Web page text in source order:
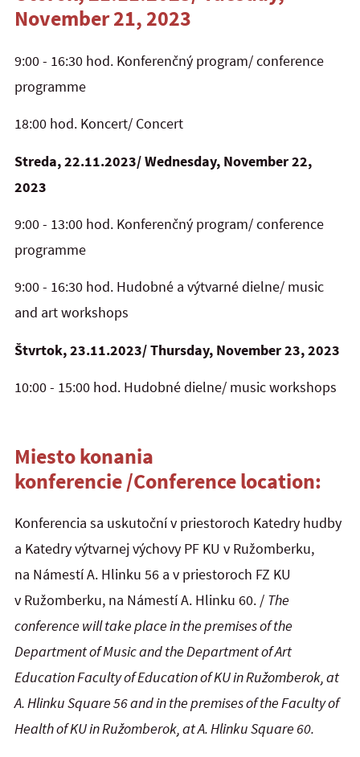
November 21, 2023
9:00 - 16:30 hod. Konferenčný program/ conference
programme
18:00 hod. Koncert/ Concert
Streda, 22.11.2023/ Wednesday, November 22,
2023
9:00 - 13:00 hod. Konferenčný program/ conference
programme
9:00 - 16:30 hod. Hudobné a výtvarné dielne/ music
and art workshops
Štvrtok, 23.11.2023/ Thursday, November 23, 2023
10:00 - 15:00 hod. Hudobné dielne/ music workshops
Miesto konania
konferencie/Conference location:
Konferencia sa uskutoční v priestoroch Katedry hudby
a Katedry výtvarnej výchovy PF KU v Ružomberku,
na Námestí A. Hlinku 56 a v priestoroch FZ KU
v Ružomberku, na Námestí A. Hlinku 60. / The
conference will take place in the premises of the
Department of Music and the Department of Art
Education Faculty of Education of KU in Ružomberok, at
A. Hlinku Square 56and in the premises of theFaculty of
Health of KU in Ružomberok, at A. Hlinku Square 60.